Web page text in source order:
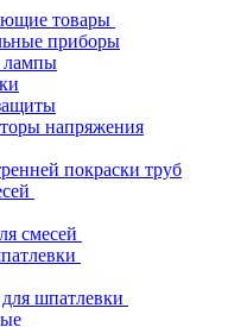
товары
приборы
лампы
напряжения
покраски труб
смесей
шпатлевки